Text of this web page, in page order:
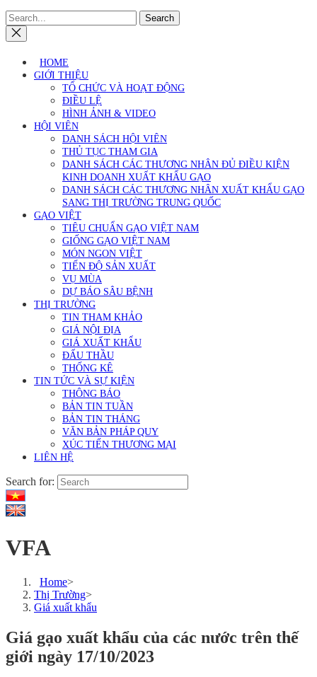
Search
HOME
GIỚI THIỆU
TỔ CHỨC VÀ HOẠT ĐỘNG
ĐIỀU LỆ
HÌNH ẢNH & VIDEO
HỘI VIÊN
DANH SÁCH HỘI VIÊN
THỦ TỤC THAM GIA
DANH SÁCH CÁC THƯƠNG NHÂN ĐỦ ĐIỀU KIỆN
KINH DOANH XUẤT KHẨU GẠO
DANH SÁCH CÁC THƯƠNG NHÂN XUẤT KHẨU GẠO
SANG THỊ TRƯỜNG TRUNG QUỐC
GẠO VIỆT
TIÊU CHUẨN GẠO VIỆT NAM
GIỐNG GẠO VIỆT NAM
MÓN NGON VIỆT
TIẾN ĐỘ SẢN XUẤT
VỤ MÙA
DỰ BÁO SÂU BỆNH
THỊ TRƯỜNG
TIN THAM KHẢO
GIÁ NỘI ĐỊA
GIÁ XUẤT KHẨU
ĐẤU THẦU
THỐNG KÊ
TIN TỨC VÀ SỰ KIỆN
THÔNG BÁO
BẢN TIN TUẦN
BẢN TIN THÁNG
VĂN BẢN PHÁP QUY
XÚC TIẾN THƯƠNG MẠI
LIÊN HỆ
Search for:
VFA
Home>
Thị Trường>
Giá xuất khẩu
Giá gạo xuất khẩu của các nước trên thế
giới ngày 17/10/2023